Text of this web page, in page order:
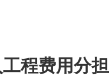
程费用分